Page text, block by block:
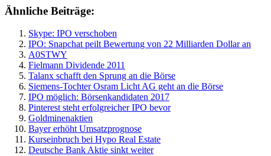
Ähnliche Beiträge:
Skype: IPO verschoben
IPO: Snapchat peilt Bewertung von 22 Milliarden Dollar an
A0STWY
Fielmann Dividende 2011
Talanx schafft den Sprung an die Börse
Siemens-Tochter Osram Licht AG geht an die Börse
IPO möglich: Börsenkandidaten 2017
Pinterest steht erfolgreicher IPO bevor
Goldminenaktien
Bayer erhöht Umsatzprognose
Kurseinbruch bei Hypo Real Estate
Deutsche Bank Aktie sinkt weiter